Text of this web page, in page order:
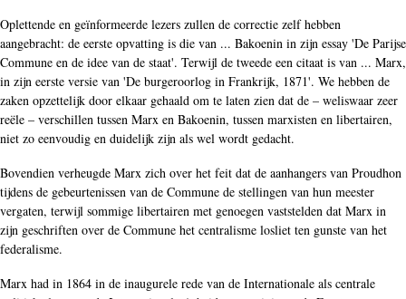
Oplettende en geïnformeerde lezers zullen de correctie zelf hebben
aangebracht: de eerste opvatting is die van ... Bakoenin in zijn essay 'De Parijse
Commune en de idee van de staat'. Terwijl de tweede een citaat is van ... Marx,
in zijn eerste versie van 'De burgeroorlog in Frankrijk, 1871'. We hebben de
zaken opzettelijk door elkaar gehaald om te laten zien dat de – weliswaar zeer
reële – verschillen tussen Marx en Bakoenin, tussen marxisten en libertairen,
niet zo eenvoudig en duidelijk zijn als wel wordt gedacht.
Bovendien verheugde Marx zich over het feit dat de aanhangers van Proudhon
tijdens de gebeurtenissen van de Commune de stellingen van hun meester
vergaten, terwijl sommige libertairen met genoegen vaststelden dat Marx in
zijn geschriften over de Commune het centralisme losliet ten gunste van het
federalisme.
Marx had in 1864 in de inaugurele rede van de Internationale als centrale